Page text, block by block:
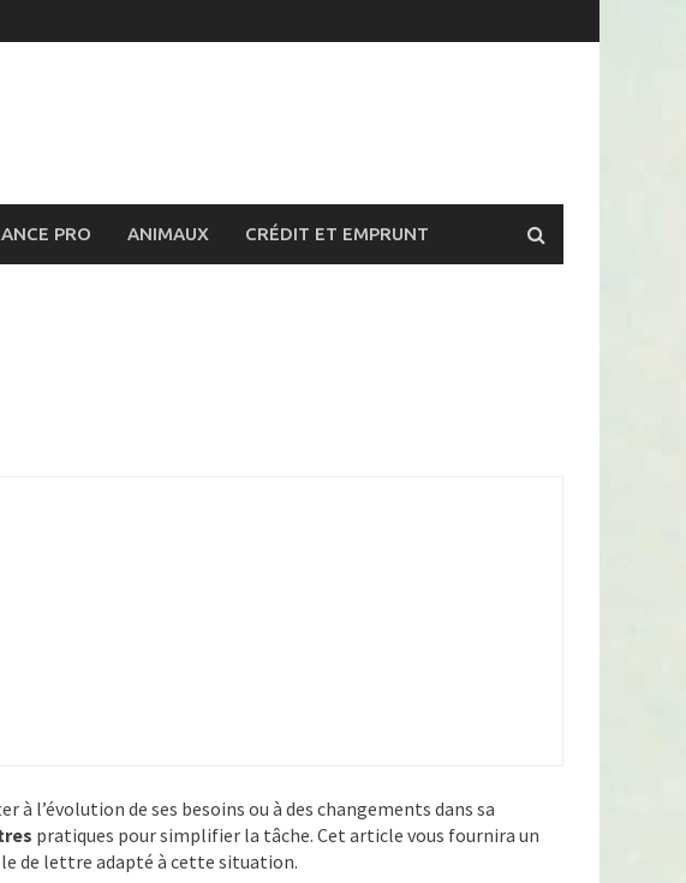
PRO ANIMAUX CRÉDIT ET EMPRUNT
à l’évolution de ses besoins ou à des changements dans sa
pratiques pour simplifier la tâche. Cet article vous fournira un
de lettre adapté à cette situation.